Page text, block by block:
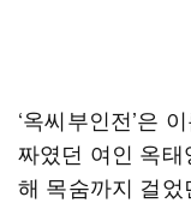
‘옥씨부인전’은
짜였던 여인 옥
해 목숨까지 걸